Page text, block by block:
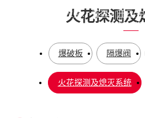
您当前所在的位置：首页 -开云(
花探测及熄
火花探测及
爆破板 隔爆阀
火花探测及熄灭系统